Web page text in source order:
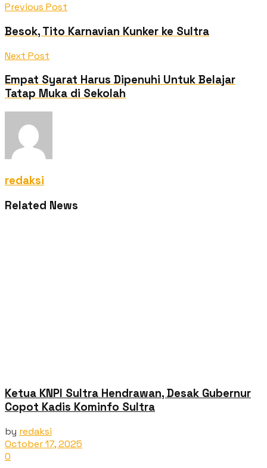
Previous Post
Besok, Tito Karnavian Kunker ke Sultra
Next Post
Empat Syarat Harus Dipenuhi Untuk Belajar
Tatap Muka di Sekolah
redaksi
Related News
Ketua KNPI Sultra Hendrawan, Desak Gubernur
Copot Kadis Kominfo Sultra
by redaksi
October 17, 2025
0